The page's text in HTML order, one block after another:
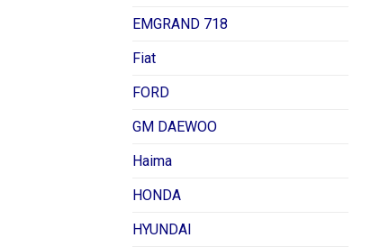
EMGRAND 718
Fiat
FORD
GM DAEWOO
Haima
HONDA
HYUNDAI